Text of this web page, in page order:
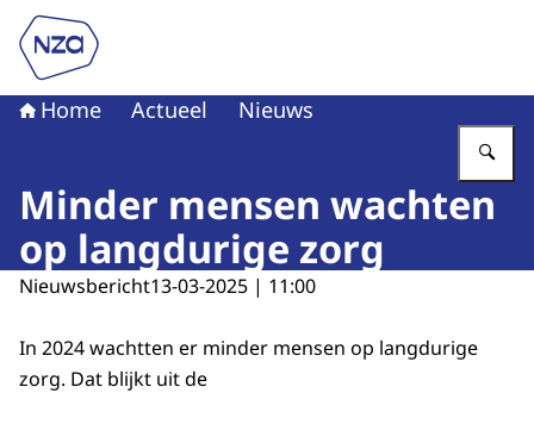
Naar de homepage van Nederlandse Zorgautoriteit
Home Actueel Nieuws
Minder mensen wachten
op langdurige zorg
Nieuwsbericht13-03-2025 | 11:00
In 2024 wachtten er minder mensen op langdurige
zorg. Dat blijkt uit de